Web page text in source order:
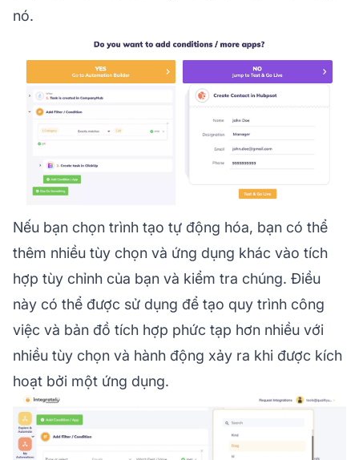
nó.
Nếu bạn chọn trình tạo tự động hóa, bạn có thể
thêm nhiều tùy chọn và ứng dụng khác vào tích
hợp tùy chỉnh của bạn và kiểm tra chúng. Điều
này có thể được sử dụng để tạo quy trình công
việc và bản đồ tích hợp phức tạp hơn nhiều với
nhiều tùy chọn và hành động xảy ra khi được kích
hoạt bởi một ứng dụng.